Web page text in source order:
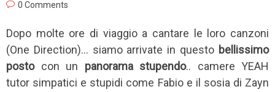
0 Comments
Dopo molte ore di viaggio a cantare le loro canzoni
(One Direction)… siamo arrivate in questo bellissimo
postocon un panorama stupendo.. camere YEAH
tutor simpatici e stupidi come Fabio e il sosia di Zayn